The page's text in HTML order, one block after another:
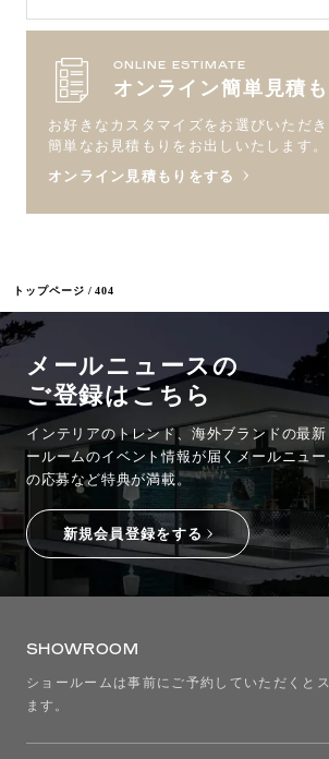
トップページ 404
ONLINE ESTIMATE
オンライン簡単見積も
お好きなカスタマイズをお選びいただき
簡単なお見積もりをお出しいたします。
オンライン見積もりをする
メールニュースの
ご登録はこちら
インテリアのトレンド、海外ブランドの最
ールームのイベント情報が届くメールニュ
の応募など特典が満載。
新規会員登録をする
SHOWROOM
ショールームは事前にご予約していただくと
ます。